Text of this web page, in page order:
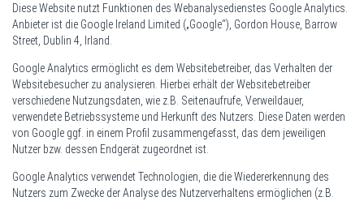
Diese Website nutzt Funktionen des Webanalysedienstes Google Analytics.
Anbieter ist die Google Ireland Limited („Google“), Gordon House, Barrow
Street, Dublin 4, Irland.
Google Analytics ermöglicht es dem Websitebetreiber, das Verhalten der
Websitebesucher zu analysieren. Hierbei erhält der Websitebetreiber
verschiedene Nutzungsdaten, wie z.B. Seitenaufrufe, Verweildauer,
verwendete Betriebssysteme und Herkunft des Nutzers. Diese Daten werden
von Google ggf. in einem Profil zusammengefasst, das dem jeweiligen
Nutzer bzw. dessen Endgerät zugeordnet ist.
Google Analytics verwendet Technologien, die die Wiedererkennung des
Nutzers zum Zwecke der Analyse des Nutzerverhaltens ermöglichen (z.B.